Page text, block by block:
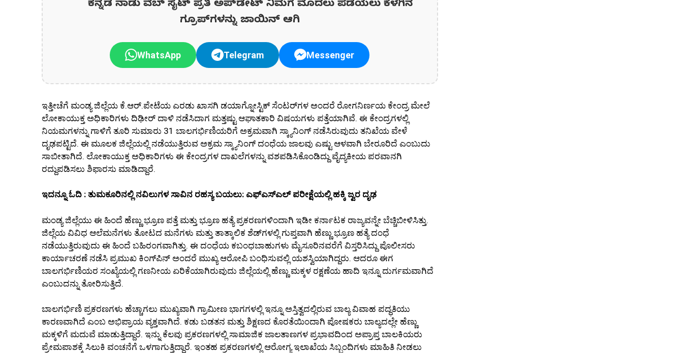
ಕನ್ನಡ ನಾಡು ವೆಬ್ ಸೈಟ್ ಪ್ರತಿ ಅಪ್‌ಡೇಟ್‌ ನಿಮಗೆ ಮೊದಲು ಪಡೆಯಲು ಕೆಳಗಿನ
ಗ್ರೂಪ್‌ಗಳನ್ನು ಜಾಯಿನ್ ಆಗಿ
WhatsApp Telegram Messenger
ಇತ್ತೀಚೆಗೆ ಮಂಡ್ಯ ಜಿಲ್ಲೆಯ ಕೆ.ಆರ್.ಪೇಟೆಯ ಎರಡು ಖಾಸಗಿ ಡಯಾಗ್ನೋಸ್ಟಿಕ್ ಸೆಂಟರ್‌ಗಳ ಅಂದರೆ ರೋಗನಿರ್ಣಯ ಕೇಂದ್ರ ಮೇಲೆ
ಲೋಕಾಯುಕ್ತ ಅಧಿಕಾರಿಗಳು ದಿಢೀರ್ ದಾಳಿ ನಡೆಸಿದಾಗ ಮತ್ತಷ್ಟು ಆಘಾತಕಾರಿ ವಿಷಯಗಳು ಪತ್ತೆಯಾಗಿವೆ. ಈ ಕೇಂದ್ರಗಳಲ್ಲಿ
ನಿಯಮಗಳನ್ನು ಗಾಳಿಗೆ ತೂರಿ ಸುಮಾರು 31 ಬಾಲಗರ್ಭಿಣಿಯರಿಗೆ ಅಕ್ರಮವಾಗಿ ಸ್ಕ್ಯಾನಿಂಗ್ ನಡೆಸಿರುವುದು ತನಿಖೆಯ ವೇಳೆ
ದೃಢಪಟ್ಟಿದೆ. ಈ ಮೂಲಕ ಜಿಲ್ಲೆಯಲ್ಲಿ ನಡೆಯುತ್ತಿರುವ ಅಕ್ರಮ ಸ್ಕ್ಯಾನಿಂಗ್ ದಂಧೆಯ ಜಾಲವು ಎಷ್ಟು ಆಳವಾಗಿ ಬೇರೂರಿದೆ ಎಂಬುದು
ಸಾಬೀತಾಗಿದೆ. ಲೋಕಾಯುಕ್ತ ಅಧಿಕಾರಿಗಳು ಈ ಕೇಂದ್ರಗಳ ದಾಖಲೆಗಳನ್ನು ವಶಪಡಿಸಿಕೊಂಡಿದ್ದು ವೈದ್ಯಕೀಯ ಪರವಾನಗಿ
ರದ್ದುಪಡಿಸಲು ಶಿಫಾರಸು ಮಾಡಿದ್ದಾರೆ.
ಇದನ್ನೂ ಓದಿ : ತುಮಕೂರಿನಲ್ಲಿ ನವಿಲುಗಳ ಸಾವಿನ ರಹಸ್ಯ ಬಯಲು: ಎಫ್‌ಎಸ್‌ಎಲ್ ಪರೀಕ್ಷೆಯಲ್ಲಿ ಹಕ್ಕಿ ಜ್ವರ ದೃಢ
ಮಂಡ್ಯ ಜಿಲ್ಲೆಯು ಈ ಹಿಂದೆ ಹೆಣ್ಣು ಭ್ರೂಣ ಪತ್ತೆ ಮತ್ತು ಭ್ರೂಣ ಹತ್ಯೆ ಪ್ರಕರಣಗಳಿಂದಾಗಿ ಇಡೀ ಕರ್ನಾಟಕ ರಾಜ್ಯವನ್ನೇ ಬೆಚ್ಚಿಬೀಳಿಸಿತ್ತು.
ಜಿಲ್ಲೆಯ ವಿವಿಧ ಆಲೆಮನೆಗಳು ತೋಟದ ಮನೆಗಳು ಮತ್ತು ತಾತ್ಕಾಲಿಕ ಶೆಡ್‌ಗಳಲ್ಲಿ ಗುಪ್ತವಾಗಿ ಹೆಣ್ಣು ಭ್ರೂಣ ಹತ್ಯೆ ದಂಧೆ
ನಡೆಯುತ್ತಿರುವುದು ಈ ಹಿಂದೆ ಬಹಿರಂಗವಾಗಿತ್ತು. ಈ ದಂಧೆಯ ಕಬಂಧಬಾಹುಗಳು ಮೈಸೂರಿನವರೆಗೆ ವಿಸ್ತರಿಸಿದ್ದು ಪೊಲೀಸರು
ಕಾರ್ಯಾಚರಣೆ ನಡೆಸಿ ಪ್ರಮುಖ ಕಿಂಗ್‌ಪಿನ್ ಅಂದರೆ ಮುಖ್ಯ ಆರೋಪಿ ಬಂಧಿಸುವಲ್ಲಿ ಯಶಸ್ವಿಯಾಗಿದ್ದರು. ಆದರೂ ಈಗ
ಬಾಲಗರ್ಭಿಣಿಯರ ಸಂಖ್ಯೆಯಲ್ಲಿ ಗಣನೀಯ ಏರಿಕೆಯಾಗಿರುವುದು ಜಿಲ್ಲೆಯಲ್ಲಿ ಹೆಣ್ಣು ಮಕ್ಕಳ ರಕ್ಷಣೆಯ ಹಾದಿ ಇನ್ನೂ ದುರ್ಗಮವಾಗಿದೆ
ಎಂಬುದನ್ನು ತೋರಿಸುತ್ತಿದೆ.
ಬಾಲಗರ್ಭಿಣಿ ಪ್ರಕರಣಗಳು ಹೆಚ್ಚಾಗಲು ಮುಖ್ಯವಾಗಿ ಗ್ರಾಮೀಣ ಭಾಗಗಳಲ್ಲಿ ಇನ್ನೂ ಅಸ್ತಿತ್ವದಲ್ಲಿರುವ ಬಾಲ್ಯ ವಿವಾಹ ಪದ್ಧತಿಯು
ಕಾರಣವಾಗಿದೆ ಎಂಬ ಅಭಿಪ್ರಾಯ ವ್ಯಕ್ತವಾಗಿದೆ. ಕಡು ಬಡತನ ಮತ್ತು ಶಿಕ್ಷಣದ ಕೊರತೆಯಿಂದಾಗಿ ಪೋಷಕರು ಬಾಲ್ಯದಲ್ಲೇ ಹೆಣ್ಣು
ಮಕ್ಕಳಿಗೆ ಮದುವೆ ಮಾಡುತ್ತಿದ್ದಾರೆ. ಇನ್ನು ಕೆಲವು ಪ್ರಕರಣಗಳಲ್ಲಿ ಸಾಮಾಜಿಕ ಜಾಲತಾಣಗಳ ಪ್ರಭಾವದಿಂದ ಅಪ್ರಾಪ್ತ ಬಾಲಕಿಯರು
ಪ್ರೇಮಪಾಶಕ್ಕೆ ಸಿಲುಕಿ ವಂಚನೆಗೆ ಒಳಗಾಗುತ್ತಿದ್ದಾರೆ. ಇಂತಹ ಪ್ರಕರಣಗಳಲ್ಲಿ ಆರೋಗ್ಯ ಇಲಾಖೆಯ ಸಿಬ್ಬಂದಿಗಳು ಮಾಹಿತಿ ನೀಡಲು